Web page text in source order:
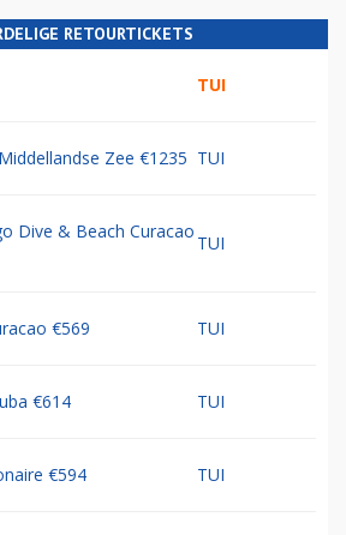
RETOURTICKETS
TUI
Zee €1235 TUI
Dive & Beach Curacao
TUI
€569 TUI
€614 TUI
€594 TUI